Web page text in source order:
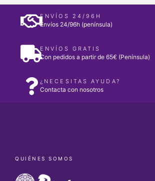
ENVÍOS 24/96H
Envíos 24/96h (península)
ENVÍOS GRATIS
Con pedidos a partir de 65€ (Península)
¿NECESITAS AYUDA?
Contacta con nosotros
QUIÉNES SOMOS